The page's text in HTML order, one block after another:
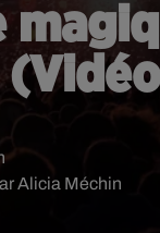
Alicia Méchin